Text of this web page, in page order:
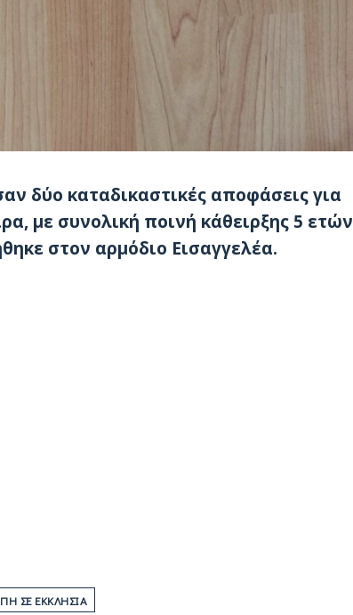
δύο καταδικαστικές αποφάσεις για
με συνολική ποινή κάθειρξης 5 ετών
στον αρμόδιο Εισαγγελέα.
ΣΕ ΕΚΚΛΗΣΊΑ